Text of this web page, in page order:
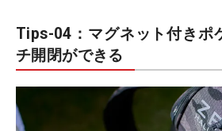
Tips-04：マグネット付きポ
チ開閉ができる